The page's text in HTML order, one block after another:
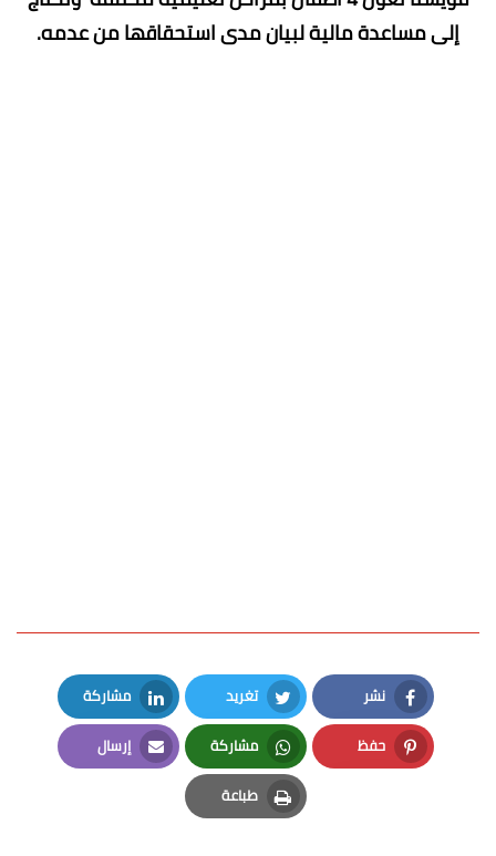
إلى مساعدة مالية لبيان مدى استحقاقها من عدمه.
نشر
Facebook
تغريد
Twitter
مشاركة
LinkedIn
حفظ
Pinterest
مشاركة
Whatsapp
إرسال
Email
طباعة
Print